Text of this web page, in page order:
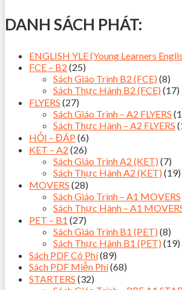
DANH SÁCH PHÁT:
ENGLISH YLE (Young Learners
FCE – B2 (25)
Sách Giáo Trình B2 (FCE) (8)
Sách Thực Hành B2 (FCE) (17)
FLYERS (27)
Sách Giáo Trình – A2 FLYERS
Sách Thực Hành – A2 FLYERS
HỎI – ĐÁP (6)
KET – A2 (26)
Sách Giáo Trình A2 (KET) (7)
Sách Thực Hành A2 (KET) (19)
MOVERS (28)
Sách Giáo Trình – A1 MOVERS
Sách Thực Hành – A1
PET – B1 (27)
Sách Giáo Trình B1 (PET) (8)
Sách Thực Hành B1 (PET) (19)
Sách PDF Có Phí(89)
Sách PDF Miễn Phí(68)
STARTERS (32)